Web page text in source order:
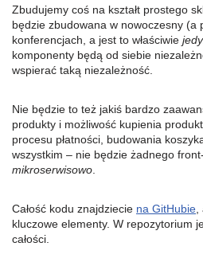
Zbudujemy coś na kształt prostego
będzie zbudowana w nowoczesny (a
konferencjach, a jest to właściwie
komponenty będą od siebie
wspierać taką niezależność.
Nie będzie to też jakiś bardzo
produkty i możliwość kupienia
procesu płatności, budowania
wszystkim – nie będzie żadnego
mikroserwisowo
Całość kodu znajdziecie na GitHubie
kluczowe elementy. W repozytorium
całości.